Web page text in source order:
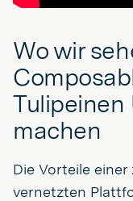
Wo wir
machen
Die Vorteile
vernetzten